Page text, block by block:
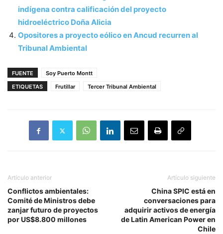
indígena contra calificación del proyecto
hidroeléctrico Doña Alicia
Opositores a proyecto eólico en Ancud recurren al
Tribunal Ambiental
FUENTE
Soy Puerto Montt
ETIQUETAS
Frutillar Tercer Tribunal Ambiental
Artículo anterior
Conflictos ambientales:
Comité de Ministros debe
zanjar futuro de proyectos
por US$8.800 millones
Artículo siguiente
China SPIC está en
conversaciones para
adquirir activos de energía
de Latin American Power en
Chile